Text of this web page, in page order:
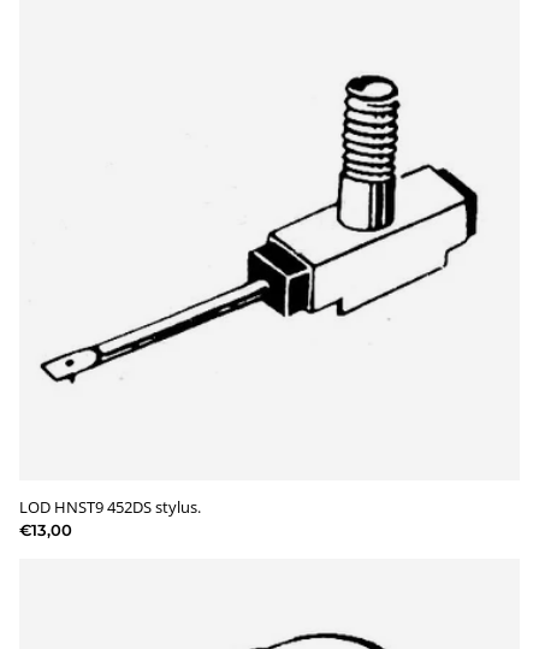
LOD HNST9 452DS stylus.
€13,00